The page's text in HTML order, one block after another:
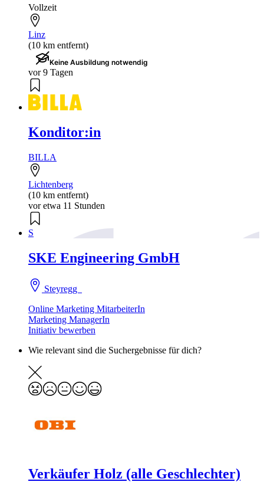
Vollzeit
Linz
(10 km entfernt)
Keine Ausbildung notwendig
vor 9 Tagen
Konditor:in
BILLA
Lichtenberg
(10 km entfernt)
vor etwa 11 Stunden
S
SKE Engineering GmbH
Steyregg
Online Marketing MitarbeiterIn
Marketing ManagerIn
Initiativ bewerben
Wie relevant sind die Suchergebnisse für dich?
Verkäufer Holz (alle Geschlechter)